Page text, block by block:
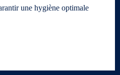
une hygiène optimale